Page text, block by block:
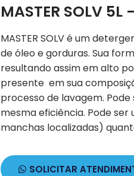
MASTER SOLV
MASTER SOLV é um
de óleo e gorduras. Sua
resultando assim em alto
presente em sua
processo de lavagem.
mesma eficiência. Pode
manchas localizadas)
SOLICITAR